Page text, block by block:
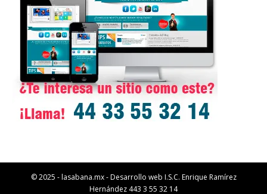
© 2025 - lasabana.mx - Desarrollo web I.S.C. Enrique Ramírez
Hernández 443 3 55 32 14